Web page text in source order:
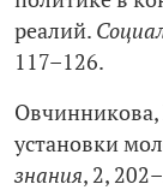
реалий.
117–126.
установки
знания, 2,